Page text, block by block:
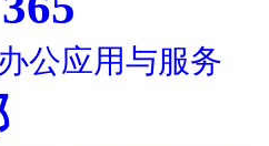
公应用与服务